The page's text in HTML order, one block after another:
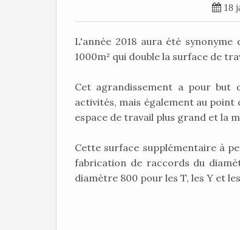
 18
L'année 2018 aura été
1000m² qui double la surface de
Cet agrandissement a pour but
activités, mais également au point
espace de travail plus grand et la
Cette surface supplémentaire à
fabrication de raccords du
diamètre 800 pour les T, les Y et